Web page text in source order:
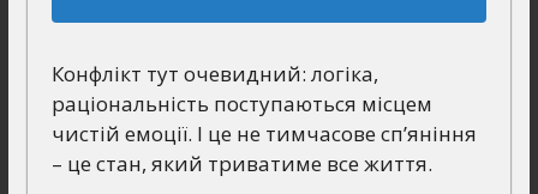
Конфлікт тут очевидний: логіка,
раціональність поступаються місцем
чистій емоції. І це не тимчасове сп’яніння
– це стан, який триватиме все життя.